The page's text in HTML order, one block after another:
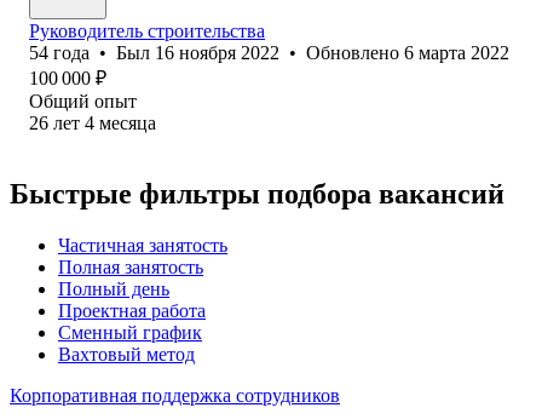
Руководитель строительства
54 года • Был 16 ноября 2022 • Обновлено 6 марта 2022
100 000 ₽
Общий опыт
26 лет 4 месяца
Быстрые фильтры подбора вакансий
Частичная занятость
Полная занятость
Полный день
Проектная работа
Сменный график
Вахтовый метод
Корпоративная поддержка сотрудников